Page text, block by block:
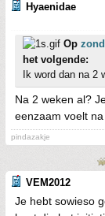
Hyaenidae
Op
het volgende:
Ik word dan na 2
Na 2 weken al?
eenzaam voelt
pindazakje
VEM2012
Je hebt sowieso